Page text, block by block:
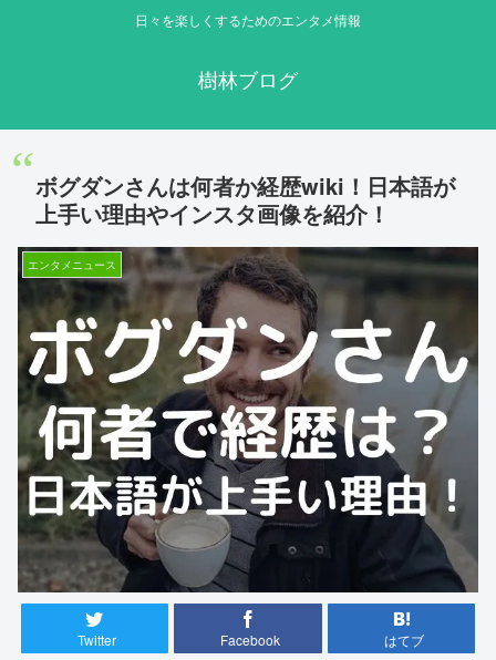
日々を楽しくするためのエンタメ情報
樹林ブログ
ボグダンさんは何者か経歴wiki！日本語が
上手い理由やインスタ画像を紹介！
エンタメニュース
Twitter Facebook はてブ